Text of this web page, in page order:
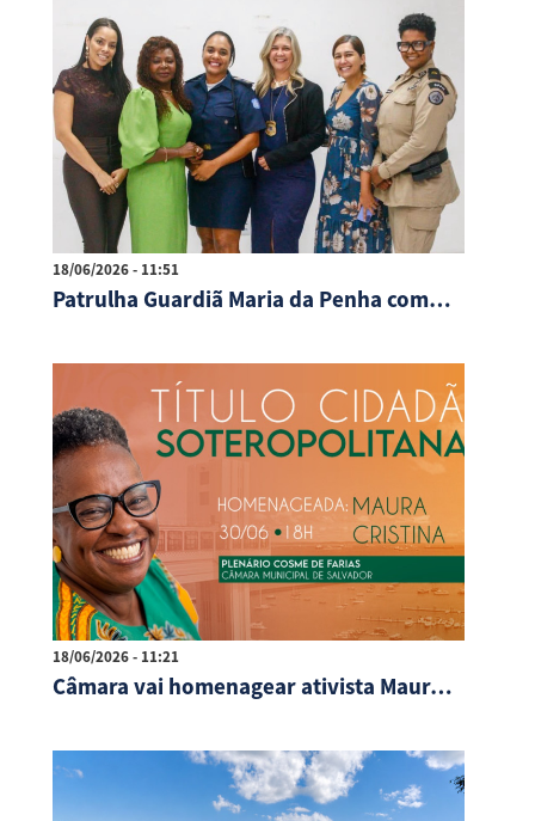
18/06/2026 - 11:51
Patrulha Guardiã Maria da Penha completa 2 anos de proteção às mulheres
18/06/2026 - 11:21
Câmara vai homenagear ativista Maura Cristina com Título de Cidadã de Salvador nesta terça (30)